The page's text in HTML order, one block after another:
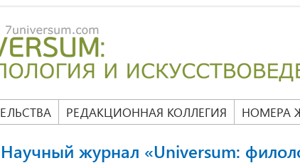
РЕДАКЦИОННАЯ КОЛЛЕГИЯ НОМЕРА
Научный журнал «Universum: